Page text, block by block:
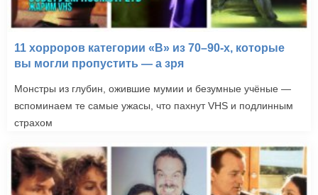
11 хорроров категории «B» из 70–90-х, которые
вы могли пропустить — а зря
Монстры из глубин, ожившие мумии и безумные учёные —
вспоминаем те самые ужасы, что пахнут VHS и подлинным
страхом